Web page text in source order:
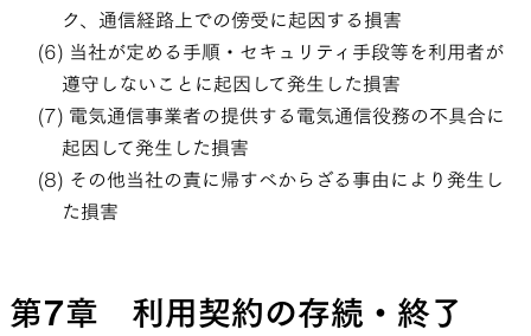
ク、通信経路上での傍受に起因する損害
当社が定める手順・セキュリティ手段等を利用者が
遵守しないことに起因して発生した損害
電気通信事業者の提供する電気通信役務の不具合に
起因して発生した損害
その他当社の責に帰すべからざる事由により発生し
た損害
第7章 利用契約の存続・終了